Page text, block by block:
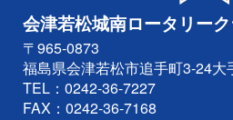
会津若松城南ロータリー
〒965-0873
福島県会津若松市追手町3-24大
TEL： 0242-36-7227
FAX：0242-36-7168